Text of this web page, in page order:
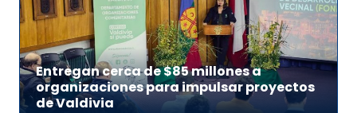
Entregan cerca de $85 millones a
organizaciones para impulsar proyectos
de Valdivia